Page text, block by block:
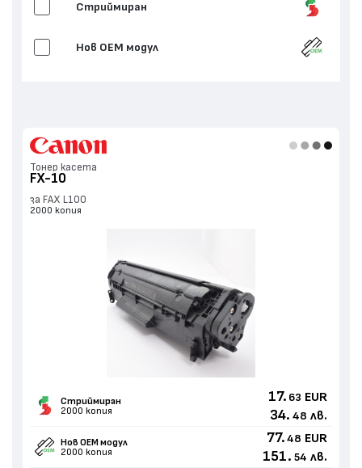
Стриймиран
Нов ОЕМ модул
Тонер касета
FX-10
за FAX L100
2000 копия
Стриймиран
2000 копия
17. 63 EUR
34. 48 лв.
Нов ОЕМ модул
2000 копия
77. 48 EUR
151. 54 лв.